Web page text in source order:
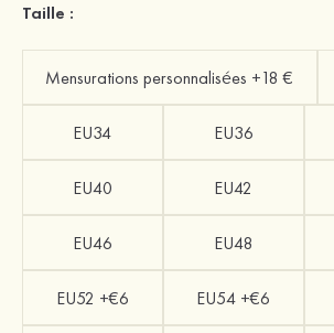
Taille :
Mensurations personnalisées +18 €
EU34 EU36
EU40 EU42
EU46 EU48
EU52 +€6 EU54 +€6